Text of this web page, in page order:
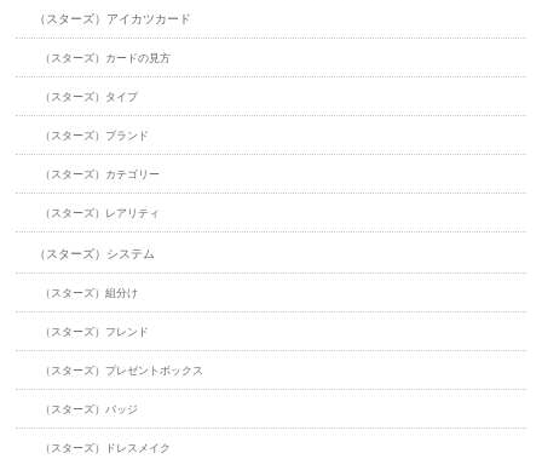
（スターズ）アイカツカード
（スターズ）カードの見方
（スターズ）タイプ
（スターズ）ブランド
（スターズ）カテゴリー
（スターズ）レアリティ
（スターズ）システム
（スターズ）組分け
（スターズ）フレンド
（スターズ）プレゼントボックス
（スターズ）バッジ
（スターズ）ドレスメイク